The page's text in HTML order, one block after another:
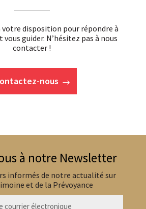
votre disposition pour répondre à
guider. N’hésitez pas à nous
contacter !
nous
à notre Newsletter
informés de notre actualité sur
et de la Prévoyance